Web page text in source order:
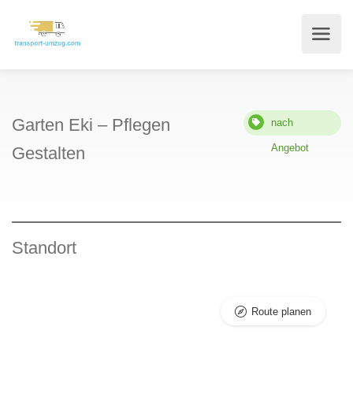
Garten Eki – Pflegen
Gestalten
nach
Angebot
Standort
Route planen